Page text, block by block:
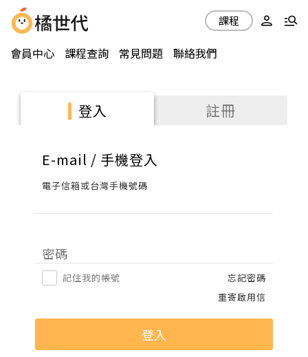
會員中心 課程查詢 常見問題 聯絡我們
課程
登入 註冊
E-mail / 手機登入
電子信箱或台灣手機號碼
密碼
記住我的帳號
忘記密碼
重寄啟用信